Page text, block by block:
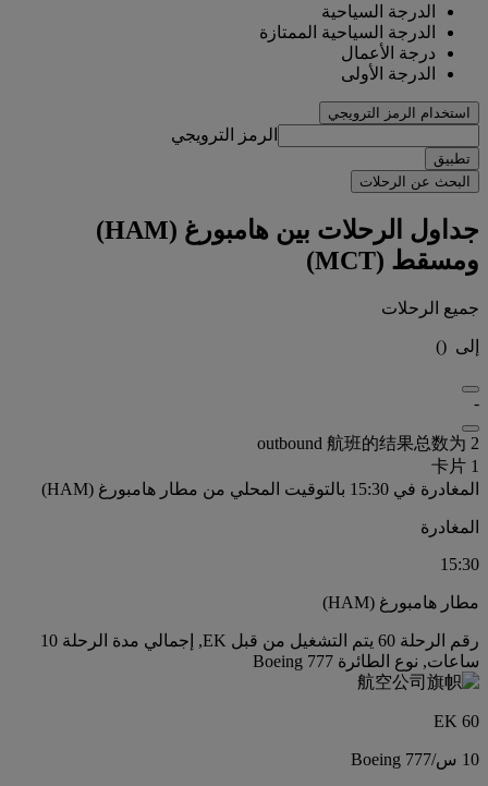
الدرجة السياحية
الدرجة السياحية الممتازة
درجة الأعمال
الدرجة الأولى
استخدام الرمز الترويجي
الرمز الترويجي
تطبيق
البحث عن الرحلات
جداول الرحلات بين هامبورغ (HAM)
ومسقط (MCT)
جميع الرحلات
إلى (
)
-
outbound 航班的结果总数为 2
卡片 1
المغادرة في 15:30 بالتوقيت المحلي من مطار هامبورغ (HAM)
المغادرة
15:30
مطار هامبورغ (HAM)
رقم الرحلة 60 يتم التشغيل من قبل EK, إجمالي مدة الرحلة 10
ساعات, نوع الطائرة Boeing 777
EK 60
10 س /
Boeing 777